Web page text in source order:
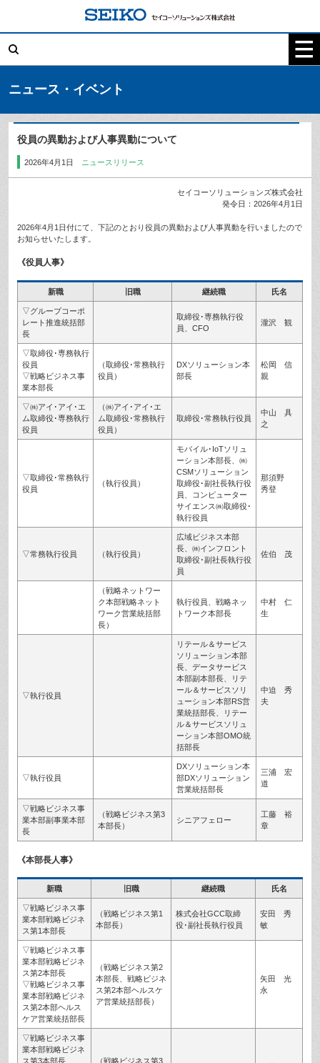
索:
ニュース・イベント
役員の異動および人事異動について
2026年4月1日 ニュースリリース
セイコーソリューションズ株式会社
発令日：2026年4月1日
2026年4月1日付にて、下記のとおり役員の異動および人事異動を行いましたので
お知らせいたします。
《役員人事》
新職 旧職 継続職 氏名
▽グループコーポ
レート推進統括部
長
取締役･専務執行役
員、CFO
瀧沢 観
▽取締役･専務執行
役員
▽戦略ビジネス事
業本部長
（取締役･常務執行
役員）
DXソリューション本
部長
松岡 信
親
▽㈱アイ･アイ･エ
ム取締役･専務執行
役員
（㈱アイ･アイ･エ
ム取締役･常務執行
役員）
取締役･常務執行役員
中山 具
之
▽取締役･常務執行
役員
（執行役員）
モバイル･IoTソリュ
ーション本部長、㈱
CSMソリューション
取締役･副社長執行役
員、コンピューター
サイエンス㈱取締役･
執行役員
那須野
秀登
▽常務執行役員 （執行役員）
広域ビジネス本部
長、㈱インフロント
取締役･副社長執行役
員
佐伯 茂
（戦略ネットワー
ク本部戦略ネット
ワーク営業統括部
長）
執行役員、戦略ネッ
トワーク本部長
中村 仁
生
▽執行役員
リテール＆サービス
ソリューション本部
長、データサービス
本部副本部長、リテ
ール＆サービスソリ
ューション本部RS営
業統括部長、リテー
ル＆サービスソリュ
ーション本部OMO統
括部長
中迫 秀
夫
▽執行役員
DXソリューション本
部DXソリューション
営業統括部長
三浦 宏
道
▽戦略ビジネス事
業本部副事業本部
長
（戦略ビジネス第3
本部長）
シニアフェロー
工藤 裕
章
《本部長人事》
新職 旧職 継続職 氏名
▽戦略ビジネス事
業本部戦略ビジネ
ス第1本部長
（戦略ビジネス第1
本部長）
株式会社GCC取締
役･副社長執行役員
安田 秀
敏
▽戦略ビジネス事
業本部戦略ビジネ
ス第2本部長
▽戦略ビジネス事
業本部戦略ビジネ
ス第2本部ヘルス
ケア営業統括部長
（戦略ビジネス第2
本部長、戦略ビジネ
ス第2本部ヘルスケ
ア営業統括部長）
矢田 光
永
▽戦略ビジネス事
業本部戦略ビジネ
ス第3本部長
（戦略ビジネス第3